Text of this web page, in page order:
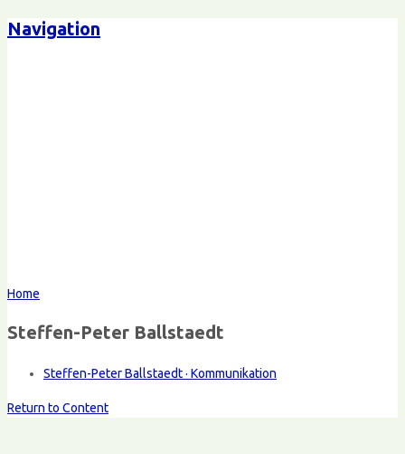
Navigation
Home
Steffen-Peter Ballstaedt
Steffen-Peter Ballstaedt · Kommunikation
Return to Content